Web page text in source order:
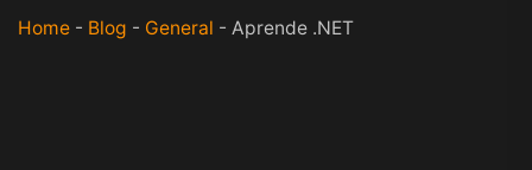
Home - Blog - General - Aprende .NET